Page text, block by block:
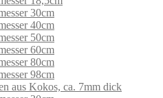
30cm
40cm
50cm
60cm
80cm
98cm
aus Kokos, ca. 7mm dick